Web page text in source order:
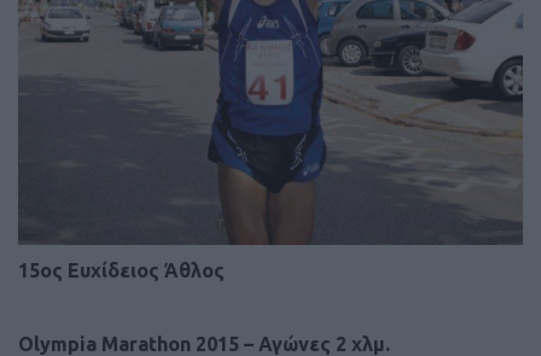
15ος Ευχίδειος Άθλος
Olympia Marathon 2015 – Αγώνες 2 χλμ.